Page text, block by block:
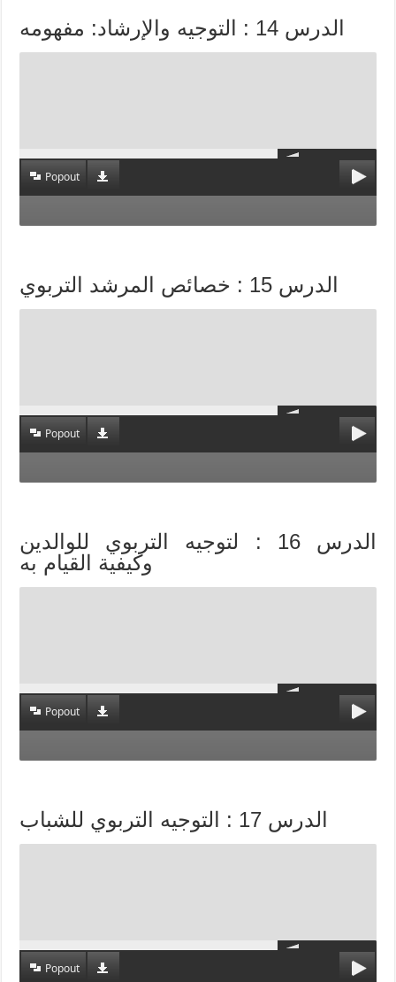
الدرس 14 : التوجيه والإرشاد: مفهومه
Popout
الدرس 15 : خصائص المرشد التربوي
Popout
الدرس 16 : لتوجيه التربوي للوالدين
وكيفية القيام به
Popout
الدرس 17 : التوجيه التربوي للشباب
Popout